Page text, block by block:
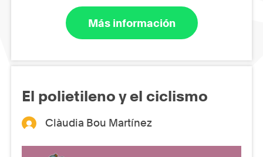
Más información
El polietileno y el ciclismo
Clàudia Bou Martínez